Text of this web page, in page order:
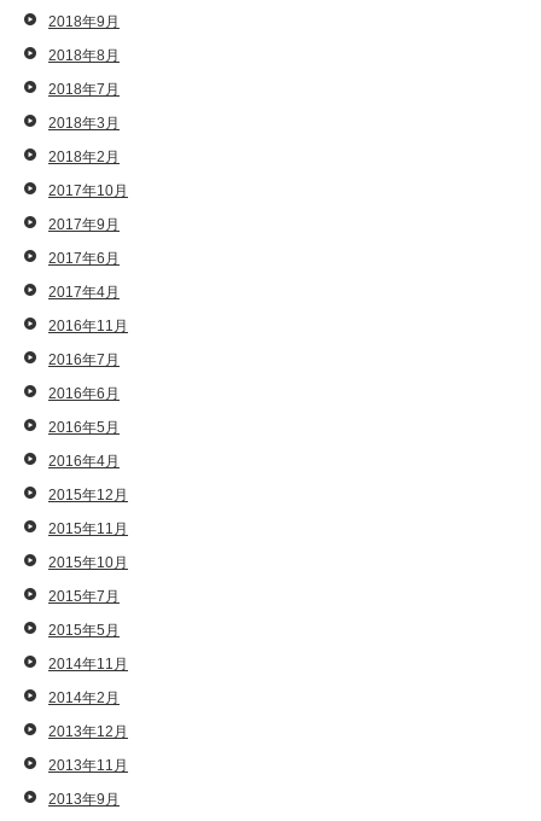
2018年9月
2018年8月
2018年7月
2018年3月
2018年2月
2017年10月
2017年9月
2017年6月
2017年4月
2016年11月
2016年7月
2016年6月
2016年5月
2016年4月
2015年12月
2015年11月
2015年10月
2015年7月
2015年5月
2014年11月
2014年2月
2013年12月
2013年11月
2013年9月